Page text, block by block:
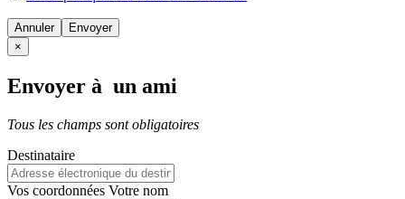
Annuler
×
Envoyer à un ami
Tous les champs sont obligatoires
Destinataire
Vos coordonnées Votre nom